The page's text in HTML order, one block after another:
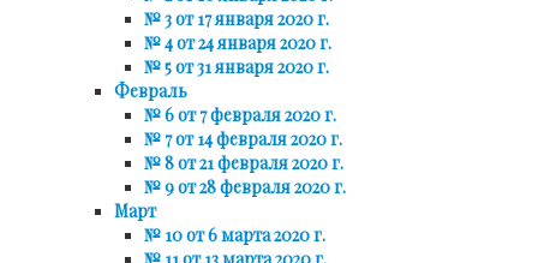
№ 3 от 17 января 2020 г.
№ 4 от 24 января 2020 г.
№ 5 от 31 января 2020 г.
Февраль
№ 6 от 7 февраля 2020 г.
№ 7 от 14 февраля 2020 г.
№ 8 от 21 февраля 2020 г.
№ 9 от 28 февраля 2020 г.
Март
№ 10 от 6 марта 2020 г.